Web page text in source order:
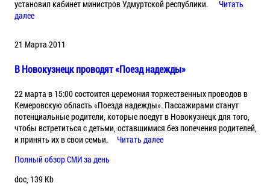
установил кабинет министров Удмуртской республики.
Читать
далее
21 Марта 2011
В Новокузнецк проводят «Поезд надежды»
22 марта в 15:00 состоится церемония торжественных проводов в
Кемеровскую область «Поезда надежды». Пассажирами станут
потенциальные родители, которые поедут в Новокузнецк для того,
чтобы встретиться с детьми, оставшимися без попечения родителей,
и принять их в свои семьи.
Читать далее
Полный обзор СМИ за день
doc, 139 Kb